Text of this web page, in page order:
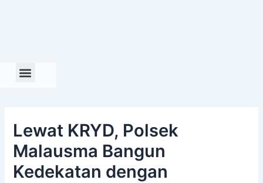
Lewat KRYD, Polsek
Malausma Bangun
Kedekatan dengan